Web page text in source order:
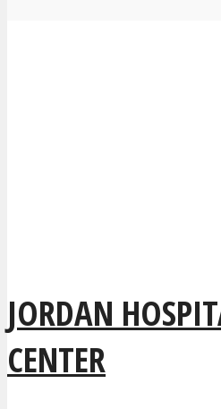
JORDAN
CENTER